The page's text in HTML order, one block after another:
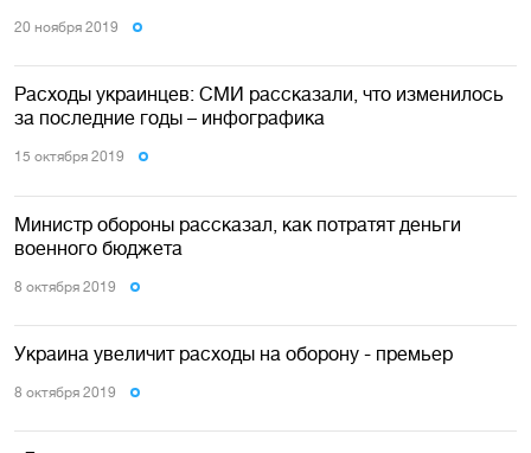
20 ноября 2019
Расходы украинцев: СМИ рассказали, что изменилось
за последние годы – инфографика
15 октября 2019
Министр обороны рассказал, как потратят деньги
военного бюджета
8 октября 2019
Украина увеличит расходы на оборону - премьер
8 октября 2019